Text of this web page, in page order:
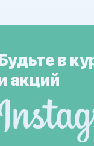
в
акций